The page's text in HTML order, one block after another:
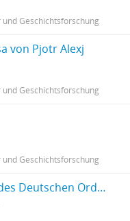
Geschichtsforschung
von Pjotr Alexj
Geschichtsforschung
Geschichtsforschung
Presse-Artikel "Schwertbrüder des Deutschen Ordens"